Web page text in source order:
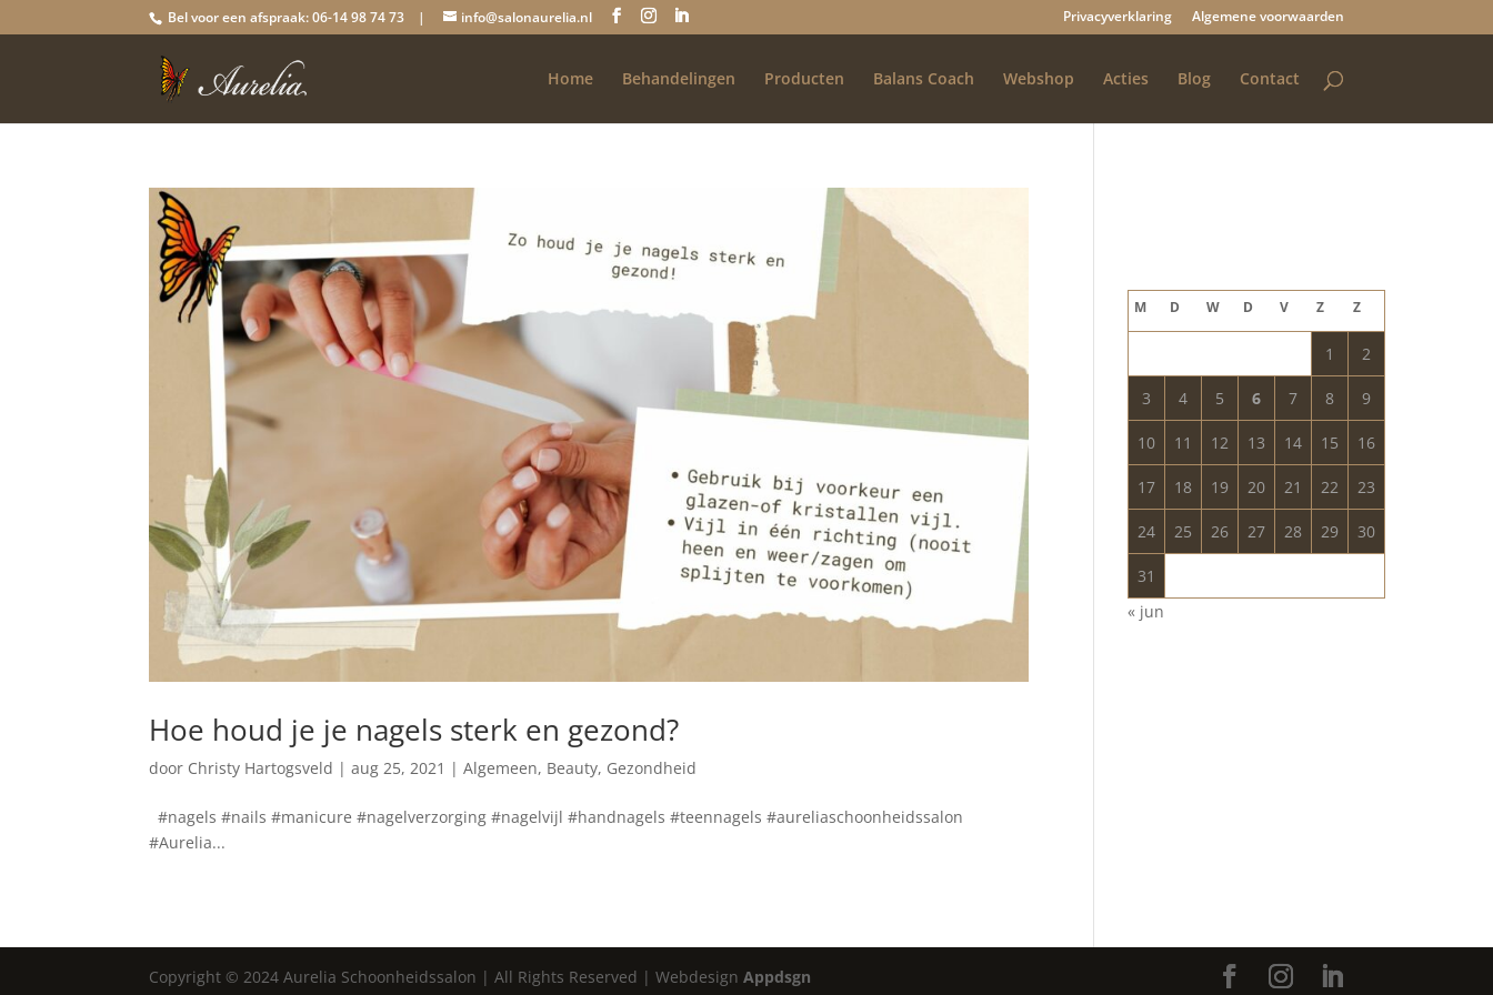
Bel voor een afspraak: 06-14 98 74 73 | info@salonaurelia.nl Privacyverklaring Algemene voorwaarden
Home Behandelingen Producten Balans Coach Webshop Acties Blog Contact
Hoe houd je je nagels sterk en gezond?
door Christy Hartogsveld |aug 25, 2021 |Algemeen, Beauty, Gezondheid
#nagels #nails #manicure #nagelverzorging #nagelvijl #handnagels #teennagels #aureliaschoonheidssalon
#Aurelia...
M D W D V Z Z
1 2
3 4 5 6 7 8 9
10 11 12 13 14 15 16
17 18 19 20 21 22 23
24 25 26 27 28 29 30
31
« jun
Copyright © 2024 Aurelia Schoonheidssalon | All Rights Reserved | WebdesignAppdsgn